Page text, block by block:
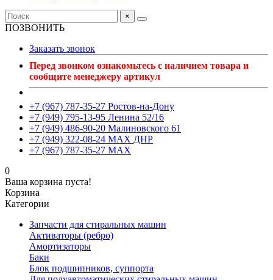
×
ПОЗВОНИТЬ
Заказать звонок
Перед звонком ознакомьтесь с наличием товара и
сообщите менеджеру артикул
+7 (967) 787-35-27 Ростов-на-Дону
+7 (949) 795-13-95 Ленина 52/16
+7 (949) 486-90-20 Малиновского 61
+7 (949) 322-08-24 MAX ДНР
+7 (967) 787-35-27 MAX
0
Ваша корзина пуста!
Корзина
Категории
Запчасти для стиральных машин
Активаторы (ребро)
Амортизаторы
Баки
Блок подшипников, суппорта